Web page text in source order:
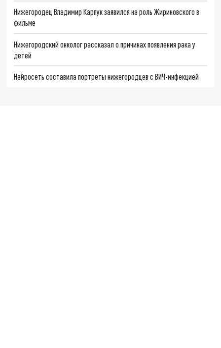
Нижегородец Владимир Карпук заявился на роль Жириновского в
фильме
Нижегородский онколог рассказал о причинах появления рака у
детей
Нейросеть составила портреты нижегородцев с ВИЧ-инфекцией